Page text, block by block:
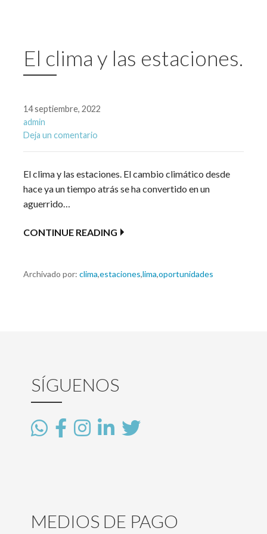
El clima y las estaciones.
14 septiembre, 2022
admin
Deja un comentario
El clima y las estaciones. El cambio climático desde
hace ya un tiempo atrás se ha convertido en un
aguerrido…
CONTINUE READING
Archivado por: clima,estaciones,lima,oportunidades
SÍGUENOS
MEDIOS DE PAGO